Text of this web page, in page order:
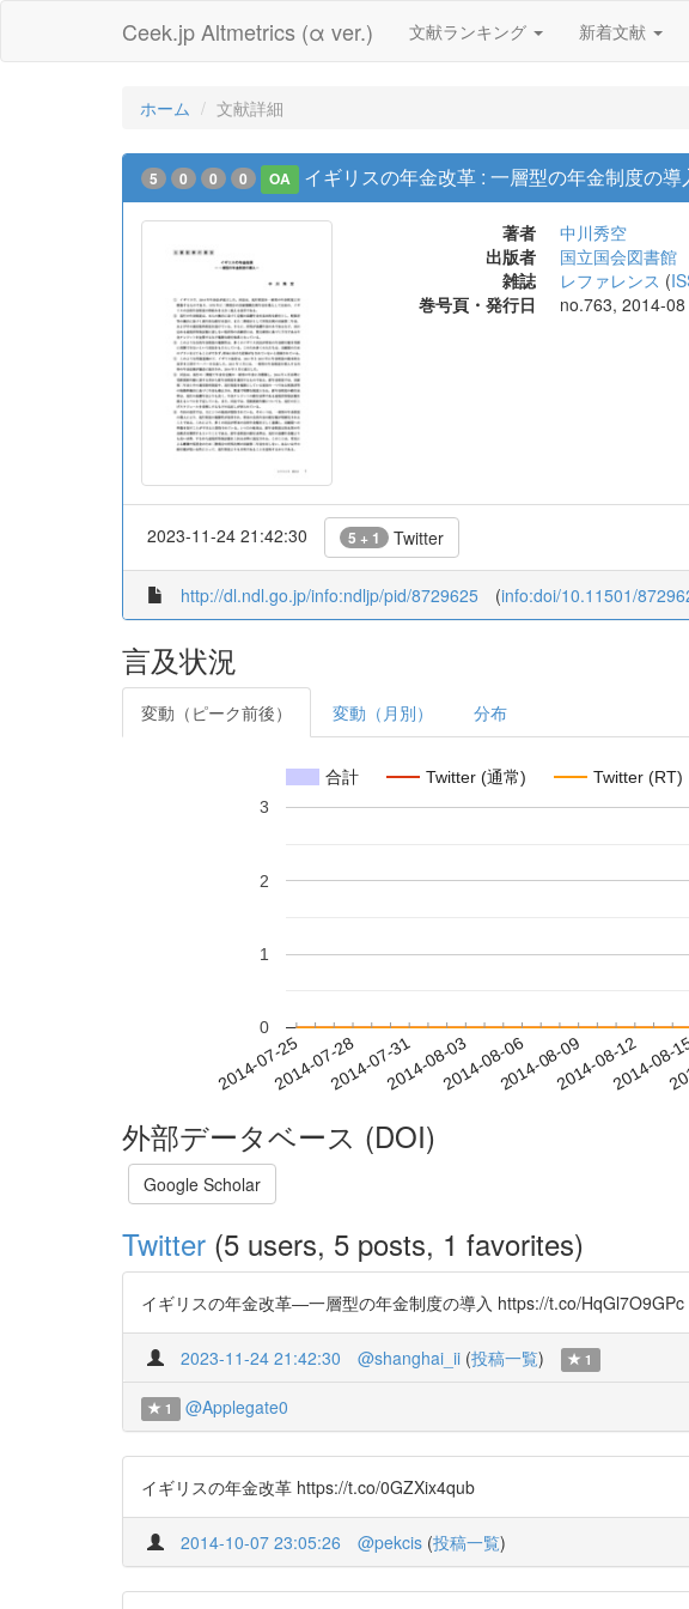
Ceek.jp Altmetrics (α ver.) 文献ランキング 新着文献
ホーム 文献詳細
5 0 0 0 OA イギリスの年金改革 : 一層型の年金制度の導
著者
中川秀空
出版者
国立国会図書館
雑誌
レファレンス (
巻号頁・発行日
no.763, 2014-08
2023-11-24 21:42:30 5 + 1 Twitter
http://dl.ndl.go.jp/info:ndljp/pid/8729625 (info:doi/10.11501/
言及状況
変動（ピーク前後） 変動（月別） 分布
合計 Twitter (通常) Twitter (RT)
2014-07-252014-07-282014-07-312014-08-032014-08-062014-08-092014-08-122014-08-
0
1
2
3
外部データベース (DOI)
Google Scholar
Twitter (5 users, 5 posts, 1 favorites)
イギリスの年金改革―一層型の年金制度の導入 https://t.co/HqGl7O9GPc
2023-11-24 21:42:30 @shanghai_ii (投稿一覧) 1
1 @Applegate0
イギリスの年金改革 https://t.co/0GZXix4qub
2014-10-07 23:05:26 @pekcis (投稿一覧)